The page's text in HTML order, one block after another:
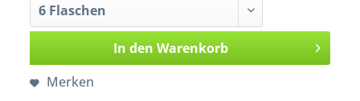
In den Warenkorb
Merken